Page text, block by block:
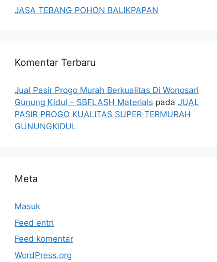
JASA TEBANG POHON BALIKPAPAN
Komentar Terbaru
Jual Pasir Progo Murah Berkualitas Di Wonosari
Gunung Kidul – SBFLASH Materials pada JUAL
PASIR PROGO KUALITAS SUPER TERMURAH
GUNUNGKIDUL
Meta
Masuk
Feed entri
Feed komentar
WordPress.org